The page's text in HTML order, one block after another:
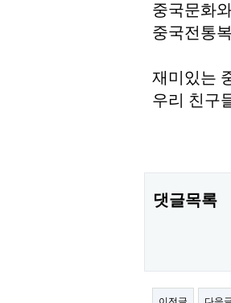
중국문화
중국전통
재미있는
우리 친구
댓글목록